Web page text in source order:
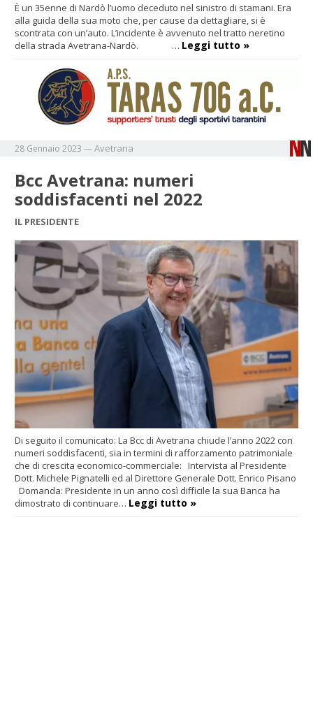
È un 35enne di Nardò l’uomo deceduto nel sinistro di stamani. Era
alla guida della sua moto che, per cause da dettagliare, si è
scontrata con un’auto. L’incidente è avvenuto nel tratto neretino
della strada Avetrana-Nardò. … Leggi tutto »
28 Gennaio 2023 —Avetrana
Bcc Avetrana: numeri
soddisfacenti nel 2022
IL PRESIDENTE
Di seguito il comunicato: La Bcc di Avetrana chiude l’anno 2022 con
numeri soddisfacenti, sia in termini di rafforzamento patrimoniale
che di crescita economico-commerciale: Intervista al Presidente
Dott. Michele Pignatelli ed al Direttore Generale Dott. Enrico Pisano
Domanda: Presidente in un anno così difficile la sua Banca ha
dimostrato di continuare… Leggi tutto »